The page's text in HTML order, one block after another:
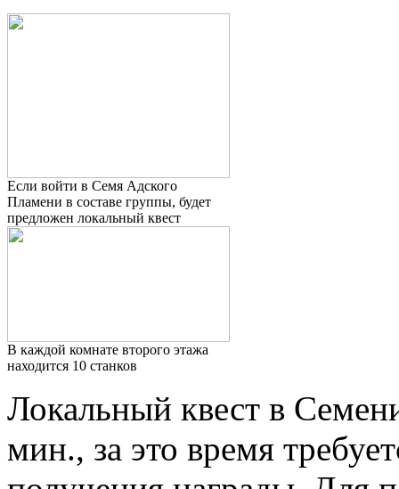
Если войти в Семя Адского
Пламени в составе группы, будет
предложен локальный квест
В каждой комнате второго этажа
находится 10 станков
Локальный квест в
мин., за это время